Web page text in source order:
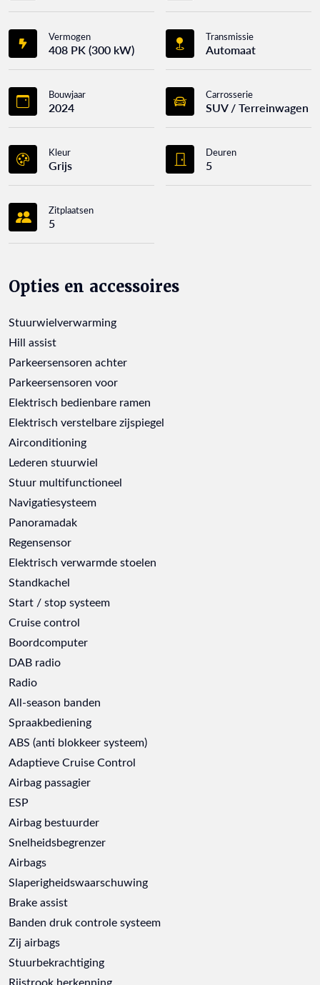
Vermogen
408 PK (300 kW)
Transmissie
Automaat
Bouwjaar
2024
Carrosserie
SUV / Terreinwagen
Kleur
Grijs
Deuren
5
Zitplaatsen
5
Opties en accessoires
Stuurwielverwarming
Hill assist
Parkeersensoren achter
Parkeersensoren voor
Elektrisch bedienbare ramen
Elektrisch verstelbare zijspiegel
Airconditioning
Lederen stuurwiel
Stuur multifunctioneel
Navigatiesysteem
Panoramadak
Regensensor
Elektrisch verwarmde stoelen
Standkachel
Start / stop systeem
Cruise control
Boordcomputer
DAB radio
Radio
All-season banden
Spraakbediening
ABS (anti blokkeer systeem)
Adaptieve Cruise Control
Airbag passagier
ESP
Airbag bestuurder
Snelheidsbegrenzer
Airbags
Slaperigheidswaarschuwing
Brake assist
Banden druk controle systeem
Zij airbags
Stuurbekrachtiging
Rijstrook herkenning